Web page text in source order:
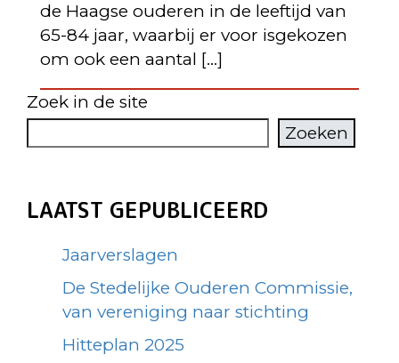
de Haagse ouderen in de leeftijd van
65-84 jaar, waarbij er voor isgekozen
om ook een aantal […]
Zoek in de site
Zoeken
LAATST GEPUBLICEERD
Jaarverslagen
De Stedelijke Ouderen Commissie,
van vereniging naar stichting
Hitteplan 2025